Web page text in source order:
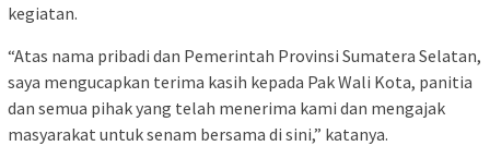
kegiatan.
“Atas nama pribadi dan Pemerintah Provinsi Sumatera Selatan,
saya mengucapkan terima kasih kepada Pak Wali Kota, panitia
dan semua pihak yang telah menerima kami dan mengajak
masyarakat untuk senam bersama di sini,” katanya.